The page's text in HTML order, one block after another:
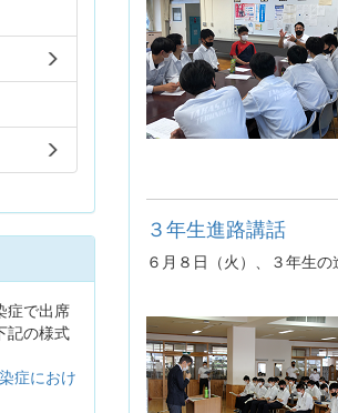
３年生進路講話
６月８日（火）、３年生の
症で出席
記の様式
症におけ